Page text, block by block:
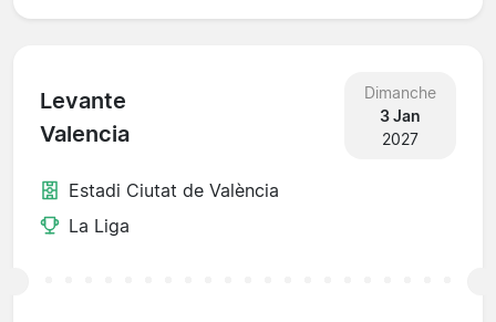
Levante
Valencia
Dimanche
3 Jan
2027
Estadi Ciutat de València
La Liga